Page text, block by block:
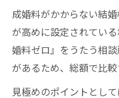
成婚料がかからない結
が高めに設定されてい
婚料ゼロ』をうたう相
があるため、総額で比較
見極めのポイントとし